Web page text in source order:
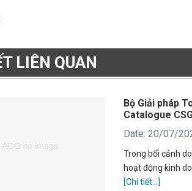
LIÊN QUAN
Bộ Giải pháp
Catalogue
Date: 20/07/
Trong bối cảnh
hoạt động kinh
[Chi tiết...]